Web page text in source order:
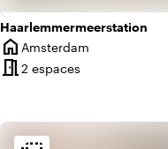
Haarlemmermeerstation
home
Ville
Amsterdam
meeting_room2 espaces